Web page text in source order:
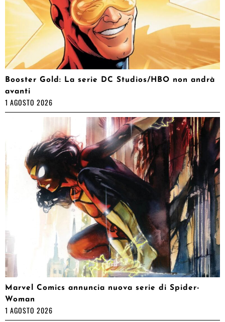
Booster Gold: La serie DC Studios/HBO non andrà
avanti
1 AGOSTO 2026
Marvel Comics annuncia nuova serie di Spider-
Woman
1 AGOSTO 2026